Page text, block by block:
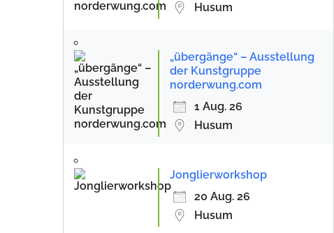
Husum
„übergänge“ – Ausstellung
der Kunstgruppe
norderwung.com
1 Aug. 26
Husum
Jonglierworkshop
20 Aug. 26
Husum